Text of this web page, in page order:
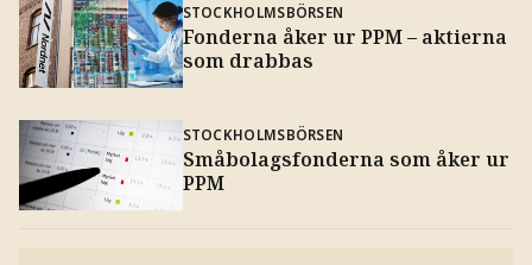
STOCKHOLMSBÖRSEN
Fonderna åker ur PPM – aktierna
som drabbas
STOCKHOLMSBÖRSEN
Småbolagsfonderna som åker ur
PPM